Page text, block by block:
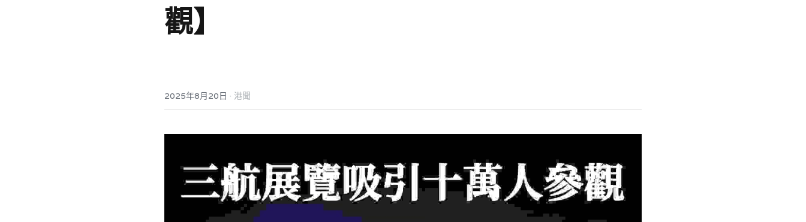
觀】
2025年8月20日 · 港聞